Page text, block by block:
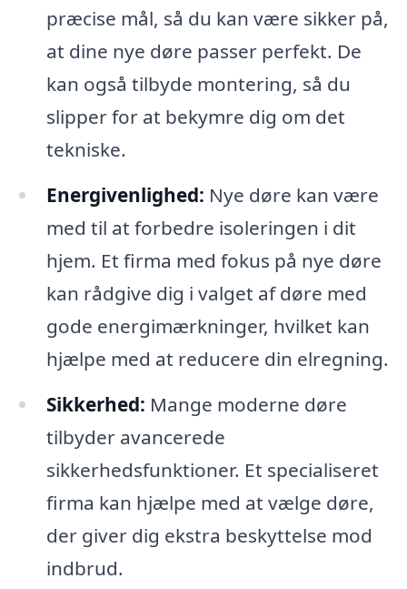
præcise mål, så du kan være sikker på,
at dine nye døre passer perfekt. De
kan også tilbyde montering, så du
slipper for at bekymre dig om det
tekniske.
Energivenlighed: Nye døre kan være
med til at forbedre isoleringen i dit
hjem. Et firma med fokus på nye døre
kan rådgive dig i valget af døre med
gode energimærkninger, hvilket kan
hjælpe med at reducere din elregning.
Sikkerhed: Mange moderne døre
tilbyder avancerede
sikkerhedsfunktioner. Et specialiseret
firma kan hjælpe med at vælge døre,
der giver dig ekstra beskyttelse mod
indbrud.